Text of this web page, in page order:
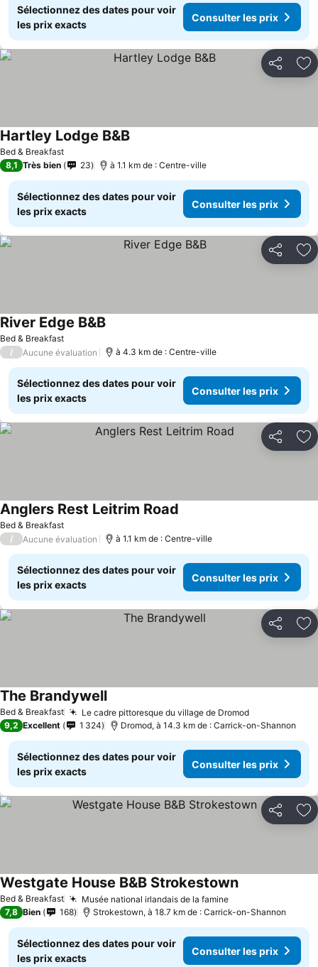
Sélectionnez des dates pour voir
les prix exacts
Consulter les prix
Partager
Bed & Breakfast
Hartley Lodge B&B
8,1 Très bien 23 à 1.1 km de : Centre-ville
Sélectionnez des dates pour voir
les prix exacts
Consulter les prix
Partager
Bed & Breakfast
River Edge B&B
/ Aucune évaluation à 4.3 km de : Centre-ville
Sélectionnez des dates pour voir
les prix exacts
Consulter les prix
Partager
Bed & Breakfast
Anglers Rest Leitrim Road
/ Aucune évaluation à 1.1 km de : Centre-ville
Sélectionnez des dates pour voir
les prix exacts
Consulter les prix
Partager
Bed & Breakfast Le cadre pittoresque du village de Dromod
The Brandywell
9,2 Excellent 1 324 Dromod, à 14.3 km de : Carrick-on-Shannon
Sélectionnez des dates pour voir
les prix exacts
Consulter les prix
Partager
Bed & Breakfast Musée national irlandais de la famine
Westgate House B&B Strokestown
7,8 Bien 168 Strokestown, à 18.7 km de : Carrick-on-Shannon
Sélectionnez des dates pour voir
les prix exacts
Consulter les prix